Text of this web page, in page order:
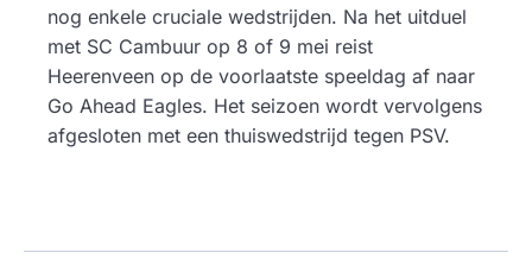
nog enkele cruciale wedstrijden. Na het uitduel
met SC Cambuur op 8 of 9 mei reist
Heerenveen op de voorlaatste speeldag af naar
Go Ahead Eagles. Het seizoen wordt vervolgens
afgesloten met een thuiswedstrijd tegen PSV.